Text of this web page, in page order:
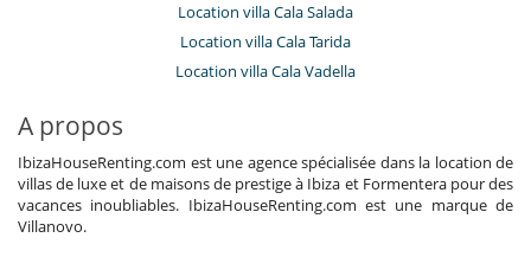
Location villa Cala Salada
Location villa Cala Tarida
Location villa Cala Vadella
A propos
IbizaHouseRenting.com est une agence spécialisée dans la location de
villas de luxe et de maisons de prestige à Ibiza et Formentera pour des
vacances inoubliables. IbizaHouseRenting.com est une marque de
Villanovo.